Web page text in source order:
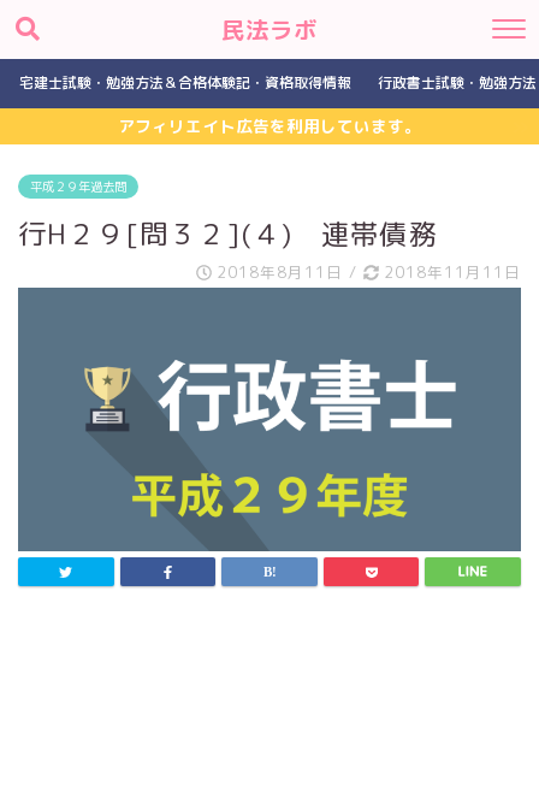
民法ラボ
宅建士試験・勉強方法＆合格体験記・資格取得情報 行政書士試験・勉強方
アフィリエイト広告を利用しています。
平成２９年過去問
行H２９[問３２](４) 連帯債務
2018年8月11日 / 2018年11月11日